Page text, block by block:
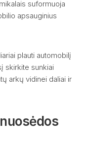
suformuoja
apsauginius
plauti automobilį
skirkite sunkiai
arkų vidinei daliai ir